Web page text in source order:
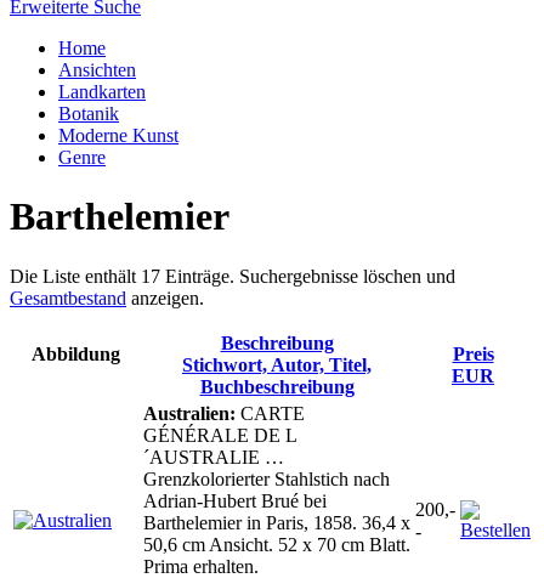
Erweiterte Suche
Home
Ansichten
Landkarten
Botanik
Moderne Kunst
Genre
Barthelemier
Die Liste enthält 17 Einträge. Suchergebnisse löschen und
Gesamtbestand anzeigen.
Abbildung
Beschreibung
Stichwort, Autor, Titel,
Buchbeschreibung
Preis
EUR
Australien: CARTE
GÉNÉRALE DE L
´AUSTRALIE …
Grenzkolorierter Stahlstich nach
Adrian-Hubert Brué bei
Barthelemier in Paris, 1858. 36,4 x
50,6 cm Ansicht. 52 x 70 cm Blatt.
Prima erhalten.
200,-
-